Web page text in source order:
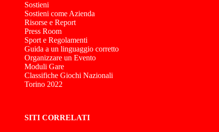
Sostieni
Sostieni come Azienda
Risorse e Report
Press Room
Sport e Regolamenti
Guida a un linguaggio corretto
Organizzare un Evento
Moduli Gare
Classifiche Giochi Nazionali
Torino 2022
SITI CORRELATI